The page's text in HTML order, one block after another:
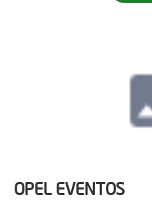
OPEL EVENTOS